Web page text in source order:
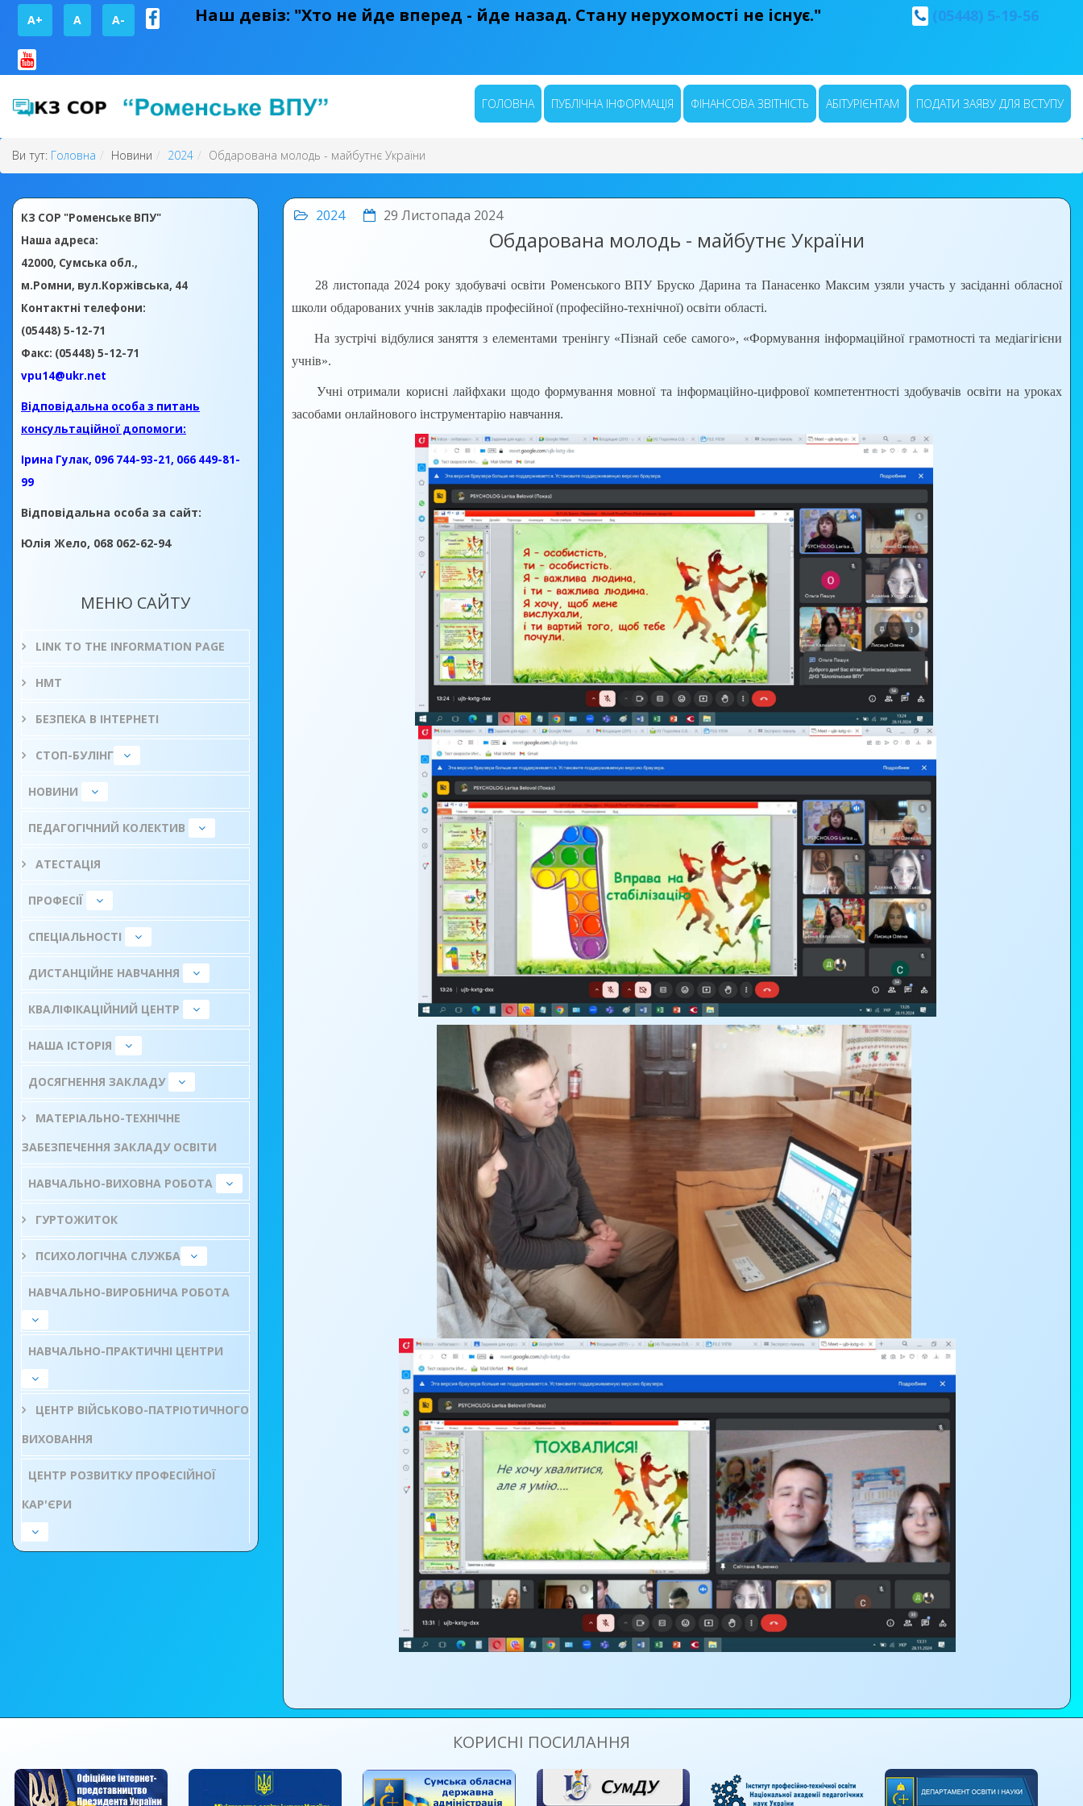
A+ А A- Наш девіз: "Хто не йде вперед - йде назад. Стану нерухомості не існує." (05448) 5-19-56
ГОЛОВНА ПУБЛІЧНА ІНФОРМАЦІЯ ФІНАНСОВА ЗВІТНІСТЬ АБІТУРІЄНТАМ ПОДАТИ ЗАЯВУ ДЛЯ ВСТУПУ
Ви тут: Головна Новини 2024 Обдарована молодь - майбутнє України
КЗ СОР "Роменське ВПУ"
Наша адреса:
42000, Сумська обл.,
м.Ромни, вул.Коржівська, 44
Контактні телефони:
(05448) 5-12-71
Факс: (05448) 5-12-71
vpu14@ukr.net
Відповідальна особа з питань
консультаційної допомоги:
Ірина Гулак, 096 744-93-21, 066 449-81-
99
Відповідальна особа за сайт:
Юлія Жело, 068 062-62-94
МЕНЮ САЙТУ
LINK TO THE INFORMATION PAGE
НМТ
БЕЗПЕКА В ІНТЕРНЕТІ
СТОП-БУЛІНГ
НОВИНИ
ПЕДАГОГІЧНИЙ КОЛЕКТИВ
АТЕСТАЦІЯ
ПРОФЕСІЇ
СПЕЦІАЛЬНОСТІ
ДИСТАНЦІЙНЕ НАВЧАННЯ
КВАЛІФІКАЦІЙНИЙ ЦЕНТР
НАША ІСТОРІЯ
ДОСЯГНЕННЯ ЗАКЛАДУ
МАТЕРІАЛЬНО-ТЕХНІЧНЕ
ЗАБЕЗПЕЧЕННЯ ЗАКЛАДУ ОСВІТИ
НАВЧАЛЬНО-ВИХОВНА РОБОТА
ГУРТОЖИТОК
ПСИХОЛОГІЧНА СЛУЖБА
НАВЧАЛЬНО-ВИРОБНИЧА РОБОТА
НАВЧАЛЬНО-ПРАКТИЧНІ ЦЕНТРИ
ЦЕНТР ВІЙСЬКОВО-ПАТРІОТИЧНОГО
ВИХОВАННЯ
ЦЕНТР РОЗВИТКУ ПРОФЕСІЙНОЇ
КАР'ЄРИ
2024 29 Листопада 2024
Обдарована молодь - майбутнє України
28 листопада 2024 року здобувачі освіти Роменського ВПУ Бруско Дарина та Панасенко Максим узяли участь у засіданні обласної
школи обдарованих учнів закладів професійної (професійно-технічної) освіти області.
На зустрічі відбулися заняття з елементами тренінгу «Пізнай себе самого», «Формування інформаційної грамотності та медіагігієни
учнів».
Учні отримали корисні лайфхаки щодо формування мовної та інформаційно-цифрової компетентності здобувачів освіти на уроках
засобами онлайнового інструментарію навчання.
КОРИСНІ ПОСИЛАННЯ